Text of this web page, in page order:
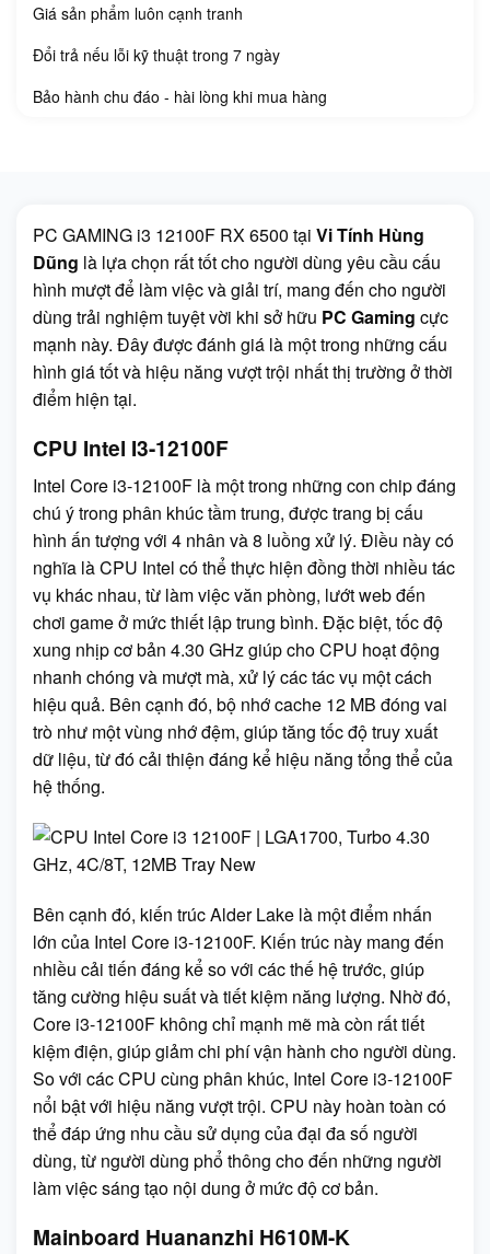
Giá sản phẩm luôn cạnh tranh
Đổi trả nếu lỗi kỹ thuật trong 7 ngày
Bảo hành chu đáo - hài lòng khi mua hàng
PC GAMING i3 12100F RX 6500 tại Vi Tính Hùng
Dũng là lựa chọn rất tốt cho người dùng yêu cầu cấu
hình mượt để làm việc và giải trí, mang đến cho người
dùng trải nghiệm tuyệt vời khi sở hữu PC Gaming cực
mạnh này. Đây được đánh giá là một trong những cấu
hình giá tốt và hiệu năng vượt trội nhất thị trường ở thời
điểm hiện tại.
CPU Intel I3-12100F
Intel Core i3-12100F là một trong những con chip đáng
chú ý trong phân khúc tầm trung, được trang bị cấu
hình ấn tượng với 4 nhân và 8 luồng xử lý. Điều này có
nghĩa là CPU Intel có thể thực hiện đồng thời nhiều tác
vụ khác nhau, từ làm việc văn phòng, lướt web đến
chơi game ở mức thiết lập trung bình. Đặc biệt, tốc độ
xung nhịp cơ bản 4.30 GHz giúp cho CPU hoạt động
nhanh chóng và mượt mà, xử lý các tác vụ một cách
hiệu quả. Bên cạnh đó, bộ nhớ cache 12 MB đóng vai
trò như một vùng nhớ đệm, giúp tăng tốc độ truy xuất
dữ liệu, từ đó cải thiện đáng kể hiệu năng tổng thể của
hệ thống.
Bên cạnh đó, kiến trúc Alder Lake là một điểm nhấn
lớn của Intel Core i3-12100F. Kiến trúc này mang đến
nhiều cải tiến đáng kể so với các thế hệ trước, giúp
tăng cường hiệu suất và tiết kiệm năng lượng. Nhờ đó,
Core i3-12100F không chỉ mạnh mẽ mà còn rất tiết
kiệm điện, giúp giảm chi phí vận hành cho người dùng.
So với các CPU cùng phân khúc, Intel Core i3-12100F
nổi bật với hiệu năng vượt trội. CPU này hoàn toàn có
thể đáp ứng nhu cầu sử dụng của đại đa số người
dùng, từ người dùng phổ thông cho đến những người
làm việc sáng tạo nội dung ở mức độ cơ bản.
Mainboard Huananzhi H610M-K